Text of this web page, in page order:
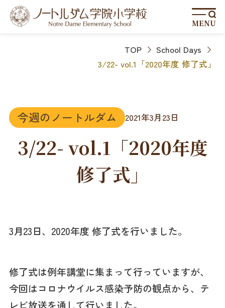
MENU
TOP
School Days
3/22- vol.1「2020年度 修了式」
今週のノートルダム 2021年3月23日
3/22- vol.1「2020年度
修了式」
3月23日、2020年度 修了式を行いました。
修了式は例年講堂に集まって行っていますが、
今回はコロナウイルス感染予防の観点から、テ
レビ放送を通して行いました。